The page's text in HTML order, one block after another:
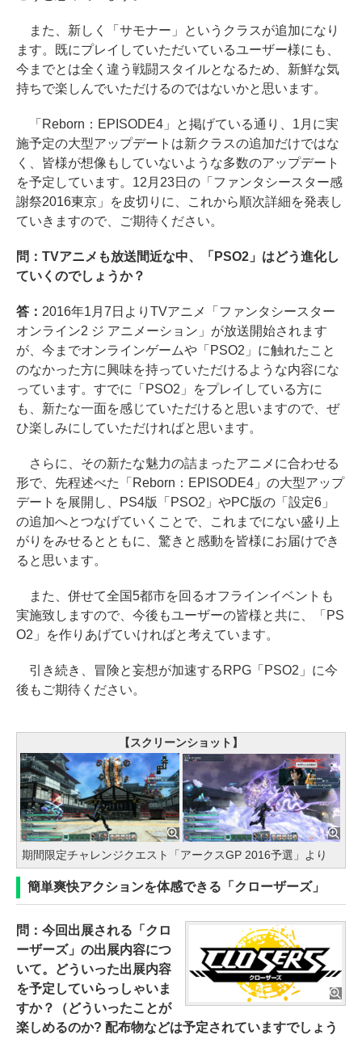
また、新しく「サモナー」というクラスが追加になり
ます。既にプレイしていただいているユーザー様にも、
今までとは全く違う戦闘スタイルとなるため、新鮮な気
持ちで楽しんでいただけるのではないかと思います。
「Reborn：EPISODE4」と掲げている通り、1月に実
施予定の大型アップデートは新クラスの追加だけではな
く、皆様が想像もしていないような多数のアップデート
を予定しています。12月23日の「ファンタシースター感
謝祭2016東京」を皮切りに、これから順次詳細を発表し
ていきますので、ご期待ください。
問：TVアニメも放送間近な中、「PSO2」はどう進化し
ていくのでしょうか？
答： 2016年1月7日よりTVアニメ「ファンタシースター
オンライン2 ジ アニメーション」が放送開始されます
が、今までオンラインゲームや「PSO2」に触れたこと
のなかった方に興味を持っていただけるような内容にな
っています。すでに「PSO2」をプレイしている方に
も、新たな一面を感じていただけると思いますので、ぜ
ひ楽しみにしていただければと思います。
さらに、その新たな魅力の詰まったアニメに合わせる
形で、先程述べた「Reborn：EPISODE4」の大型アップ
デートを展開し、PS4版「PSO2」やPC版の「設定6」
の追加へとつなげていくことで、これまでにない盛り上
がりをみせるとともに、驚きと感動を皆様にお届けでき
ると思います。
また、併せて全国5都市を回るオフラインイベントも
実施致しますので、今後もユーザーの皆様と共に、「PS
O2」を作りあげていければと考えています。
引き続き、冒険と妄想が加速するRPG「PSO2」に今
後もご期待ください。
【スクリーンショット】
期間限定チャレンジクエスト「アークスGP 2016予選」より
簡単爽快アクションを体感できる「クローザーズ」
問：今回出展される「クロ
ーザーズ」の出展内容につ
いて。どういった出展内容
を予定していらっしゃいま
すか？（どういったことが
楽しめるのか? 配布物などは予定されていますでしょう